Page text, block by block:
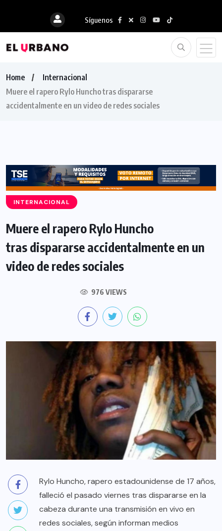
Síguenos
Home
Internacional
Muere el rapero Rylo Huncho tras dispararse
accidentalmente en un video de redes sociales
INTERNACIONAL
Muere el rapero Rylo Huncho
tras dispararse accidentalmente en un
video de redes sociales
976 VIEWS
Rylo Huncho, rapero estadounidense de 17 años,
falleció el pasado viernes tras dispararse en la
cabeza durante una transmisión en vivo en
redes sociales, según informan medios